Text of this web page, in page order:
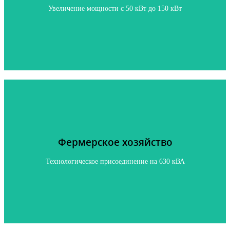
Увеличение мощности с 50 кВт до 150 кВт
Фермерское хозяйство
Технологическое присоединение на 630 кВА
Технологическое присоединение на 630 кВА